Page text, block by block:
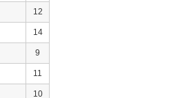
12
14
9
11
10